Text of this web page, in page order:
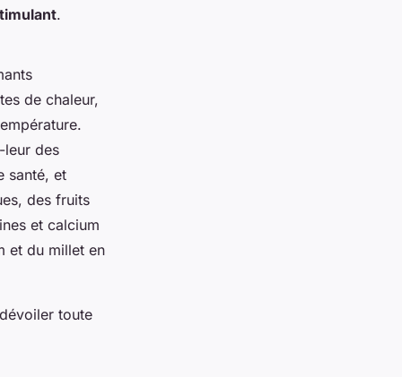
.
de chaleur,
leur des
santé, et
des fruits
et calcium
et du millet en
toute